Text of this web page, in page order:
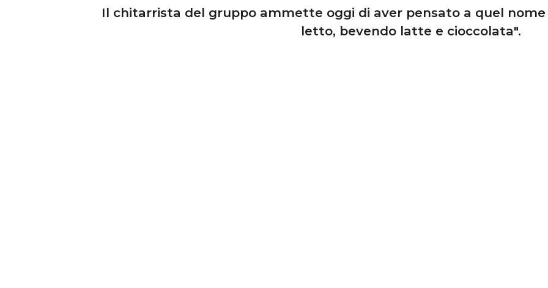
Il chitarrista del gruppo ammette oggi di aver pensato a quel
letto, bevendo latte e cioccolata".